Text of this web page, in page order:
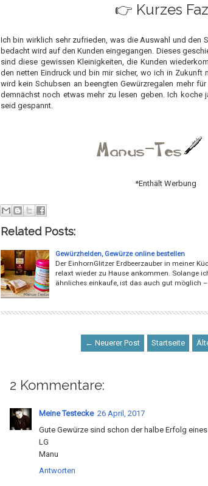
👉 Kurzes
Ich bin wirklich sehr zufrieden, was die Auswahl und den
bedacht wird auf den Kunden eingegangen. Dieses
sind diese gewissen Kleinigkeiten, die Kunden
den netten Eindruck und bin mir sicher, wo ich in Zukunft
wird kein Schubsen an beengten Gewürzregalen mehr
demnächst noch etwas mehr zu lesen geben. Ich koche
seid gespannt.
*Enthält Werbung
Related Posts:
Gewürzhelden, Gewürze online bestellen
Der EinhornGlitzer Erdbeerzauber in meiner
relaxt wieder zu Hause ankommen. Solange
ähnliches einkaufe, ist das auch gut möglich –
← Neuerer Post Startseite
2 Kommentare:
Meine Testecke 26 April, 2017
Gute Gewürze sind schon der halbe Erfolg
LG
Manu
Antworten